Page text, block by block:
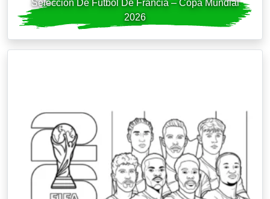
Selección De Fútbol De Francia – Copa Mundial
2026